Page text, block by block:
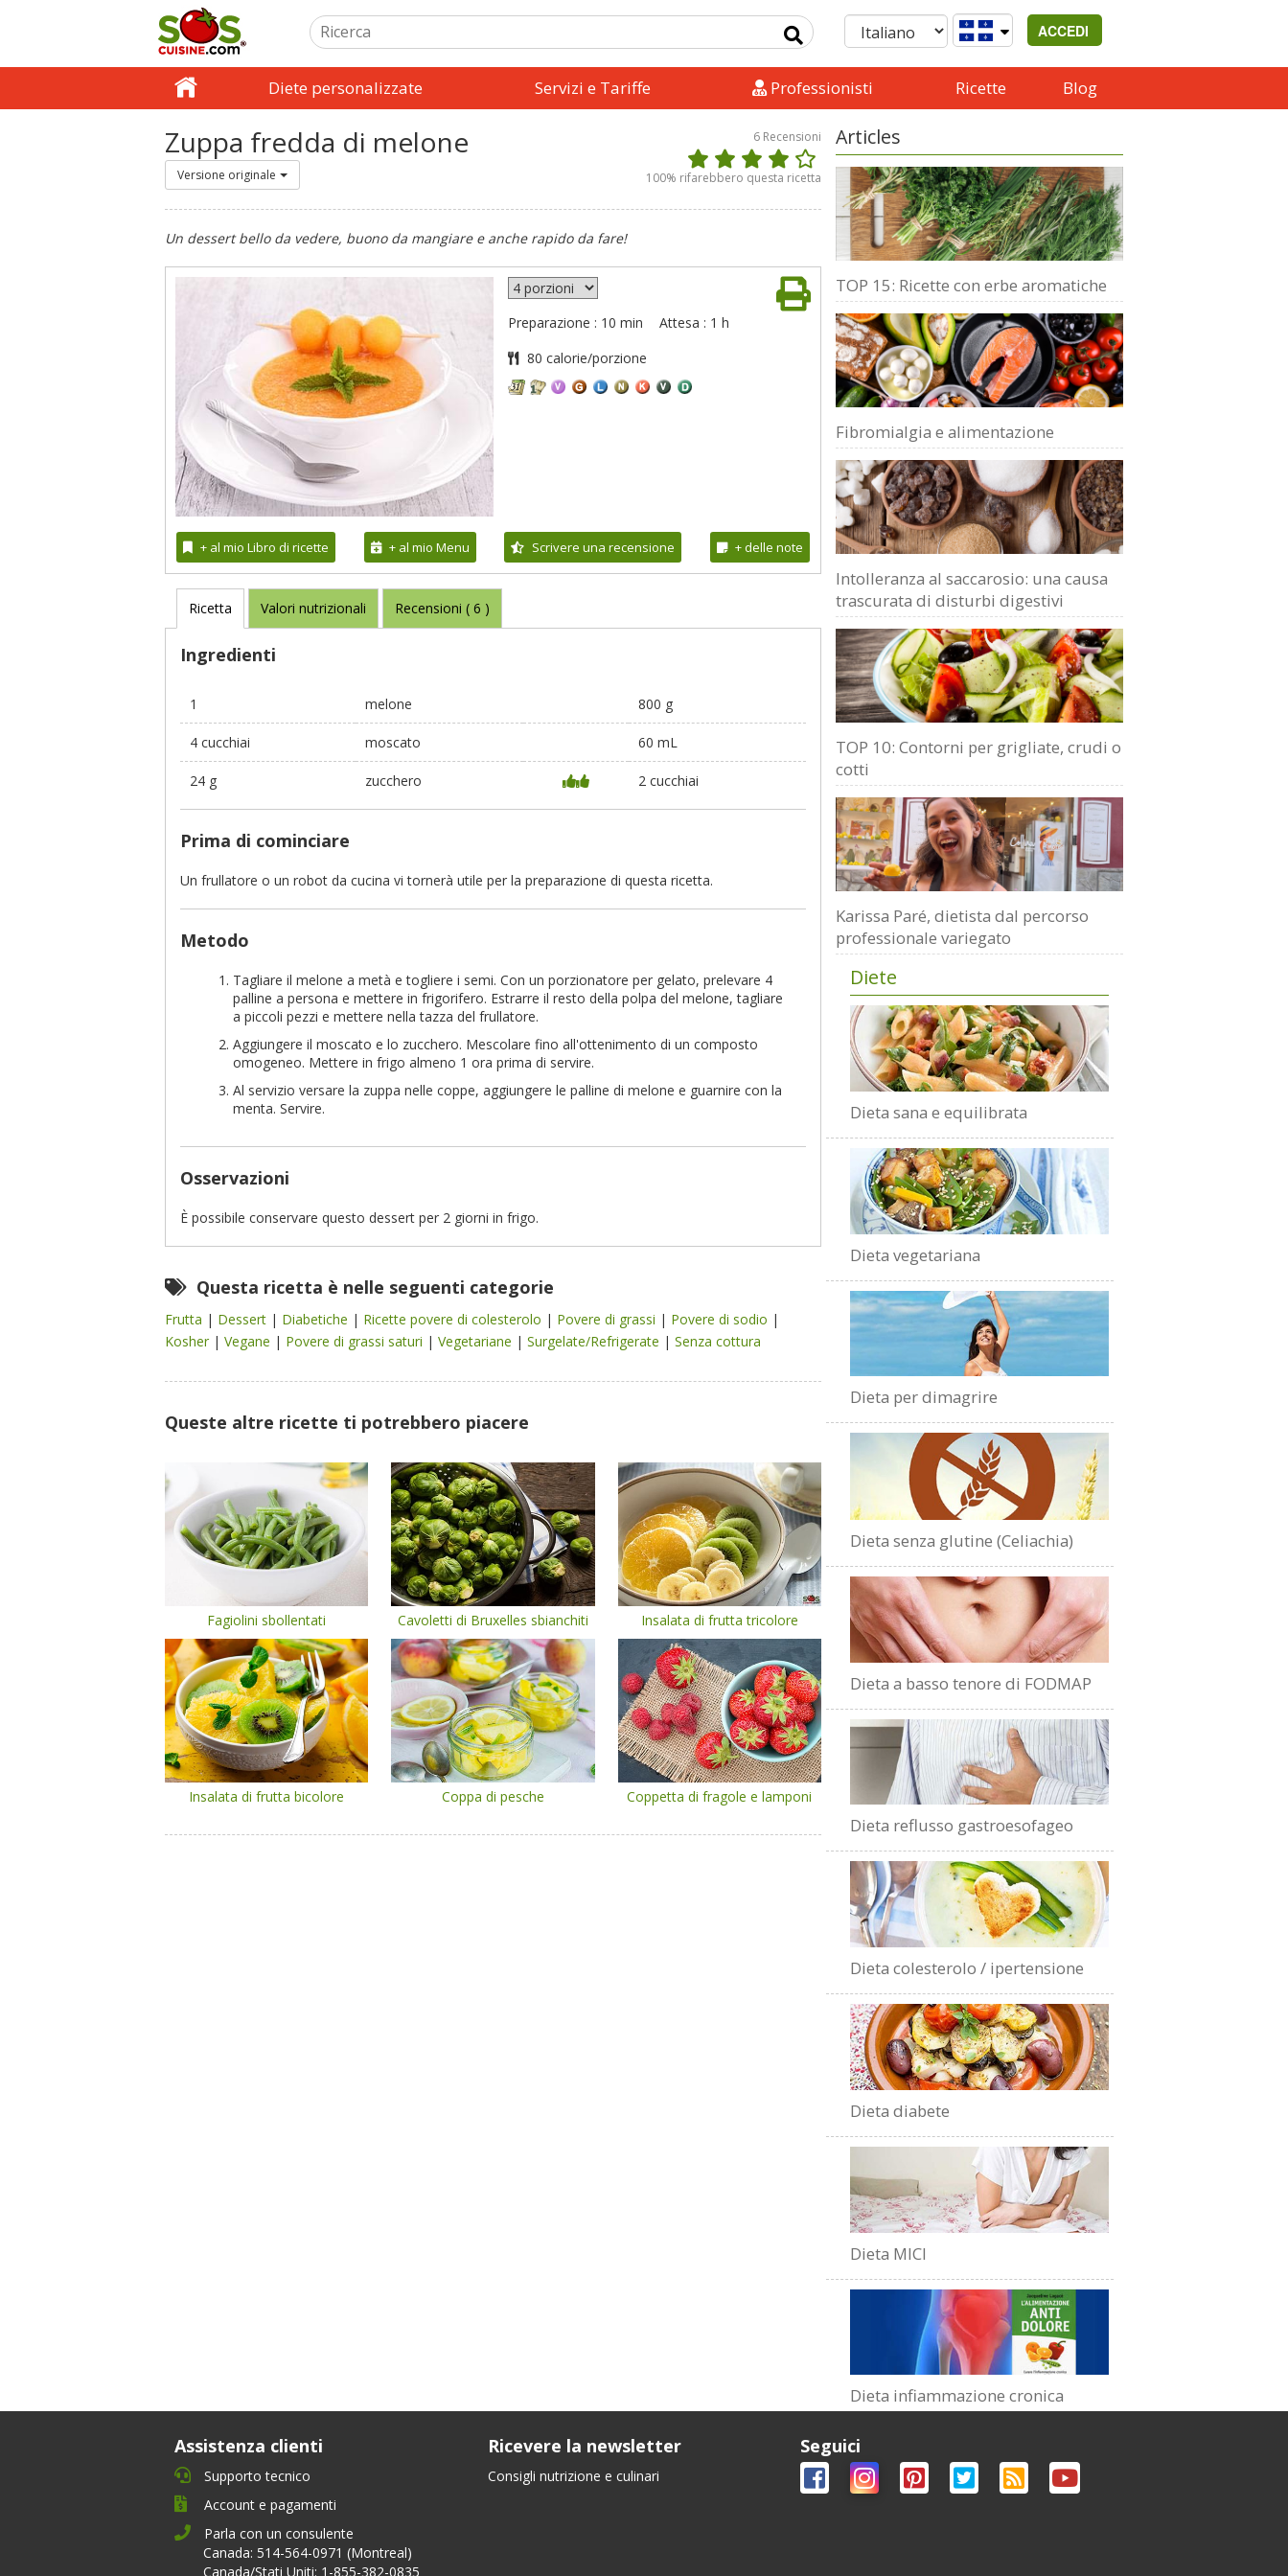
ACCEDI
Diete personalizzate Servizi e Tariffe Professionisti Ricette Blog
Zuppa fredda di melone
Versione originale
6 Recensioni
100% rifarebbero questa ricetta
Un dessert bello da vedere, buono da mangiare e anche rapido da fare!
Preparazione : 10 min
Attesa : 1 h
80 calorie/porzione
+ al mio Libro di ricette + al mio Menu Scrivere una recensione + delle note
Ricetta Valori nutrizionali Recensioni ( 6 )
Ingredienti
1 melone 800 g
4 cucchiai moscato 60 mL
24 g zucchero 2 cucchiai
Prima di cominciare
Un frullatore o un robot da cucina vi tornerà utile per la preparazione di questa ricetta.
Metodo
Tagliare il melone a metà e togliere i semi. Con un porzionatore per gelato, prelevare 4
palline a persona e mettere in frigorifero. Estrarre il resto della polpa del melone, tagliare
a piccoli pezzi e mettere nella tazza del frullatore.
Aggiungere il moscato e lo zucchero. Mescolare fino all'ottenimento di un composto
omogeneo. Mettere in frigo almeno 1 ora prima di servire.
Al servizio versare la zuppa nelle coppe, aggiungere le palline di melone e guarnire con la
menta. Servire.
Osservazioni
È possibile conservare questo dessert per 2 giorni in frigo.
Questa ricetta è nelle seguenti categorie
Frutta | Dessert | Diabetiche | Ricette povere di colesterolo | Povere di grassi | Povere di sodio |
Kosher | Vegane | Povere di grassi saturi | Vegetariane | Surgelate/Refrigerate | Senza cottura
Queste altre ricette ti potrebbero piacere
Fagiolini sbollentati Cavoletti di Bruxelles sbianchiti Insalata di frutta tricolore
Insalata di frutta bicolore Coppa di pesche Coppetta di fragole e lamponi
Articles
TOP 15: Ricette con erbe aromatiche
Fibromialgia e alimentazione
Intolleranza al saccarosio: una causa
trascurata di disturbi digestivi
TOP 10: Contorni per grigliate, crudi o
cotti
Karissa Paré, dietista dal percorso
professionale variegato
Diete
Dieta sana e equilibrata
Dieta vegetariana
Dieta per dimagrire
Dieta senza glutine (Celiachia)
Dieta a basso tenore di FODMAP
Dieta reflusso gastroesofageo
Dieta colesterolo / ipertensione
Dieta diabete
Dieta MICI
Dieta infiammazione cronica
Assistenza clienti
Supporto tecnico
Account e pagamenti
Parla con un consulente
Canada: 514-564-0971 (Montreal)
Canada/Stati Uniti: 1-855-382-0835
Ricevere la newsletter
Consigli nutrizione e culinari
Seguici